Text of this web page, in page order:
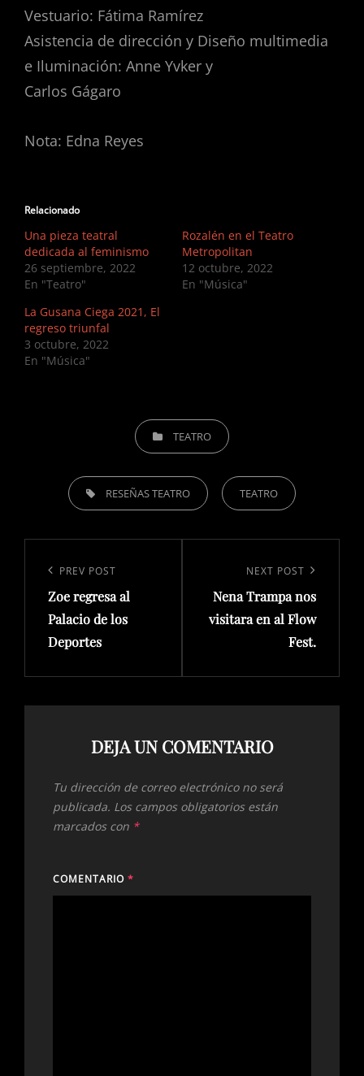
Vestuario: Fátima Ramírez
Asistencia de dirección y Diseño multimedia
e Iluminación: Anne Yvker y
Carlos Gágaro
Nota: Edna Reyes
Relacionado
Una pieza teatral
dedicada al feminismo
26 septiembre, 2022
En "Teatro"
Rozalén en el Teatro
Metropolitan
12 octubre, 2022
En "Música"
La Gusana Ciega 2021, El
regreso triunfal
3 octubre, 2022
En "Música"
CATEGORIESTEATRO
TAGS, RESEÑAS TEATRO TEATRO
entradas
Previous
Post
PREV POST
Zoe regresa al
Palacio de los
Deportes
Post
NEXT POST
Nena Trampa nos
visitara en al Flow
Fest.
DEJA UN COMENTARIO
Tu dirección de correo electrónico no será
publicada. Los campos obligatorios están
marcados con *
COMENTARIO *